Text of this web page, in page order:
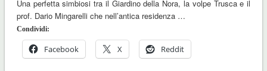
Una perfetta simbiosi tra il Giardino della Nora, la volpe Trusca e il
prof. Dario Mingarelli che nell’antica residenza …
Condividi:
Facebook X Reddit